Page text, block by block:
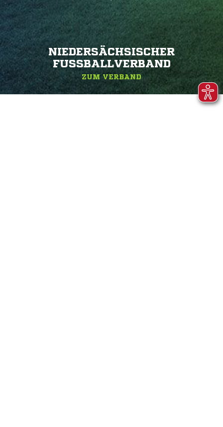
NIEDERSÄCHSISCHER
FUSSBALLVERBAND
ZUM VERBAND